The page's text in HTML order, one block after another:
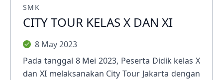
SMK
CITY TOUR KELAS X DAN XI
8 May 2023
Pada tanggal 8 Mei 2023, Peserta Didik kelas X
dan XI melaksanakan City Tour Jakarta dengan